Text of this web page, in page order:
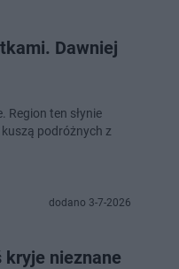
Dawniej
Region ten słynie
podróżnych z
dodano 3-7-2026
kryje nieznane